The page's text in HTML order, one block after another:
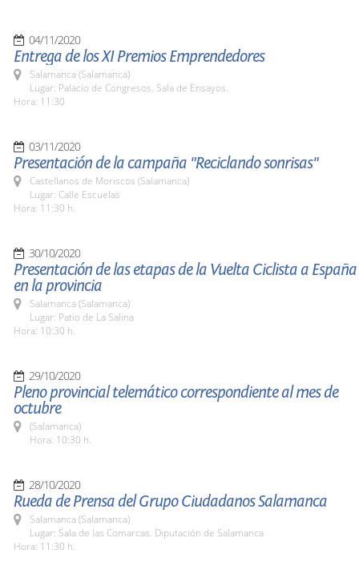
04/11/2020
Entrega de los XI Premios Emprendedores
Salamanca (Salamanca)
Lugar: Palacio de Congresos. Sala de Ensayos.
Hora: 11:30
03/11/2020
Presentación de la campaña "Reciclando sonrisas"
Castellanos de Moriscos (Salamanca)
Lugar: Calle Escuelas
Hora: 11:30 h.
30/10/2020
Presentación de las etapas de la Vuelta Ciclista a España
en la provincia
Salamanca (Salamanca)
Lugar: Patio de La Salina
Hora: 10:30 h.
29/10/2020
Pleno provincial telemático correspondiente al mes de
octubre
(Salamanca)
Hora: 10:30 h.
28/10/2020
Rueda de Prensa del Grupo Ciudadanos Salamanca
Salamanca (Salamanca)
Lugar: Sala de las Comarcas. Diputación de Salamanca
Hora: 11:30 h.